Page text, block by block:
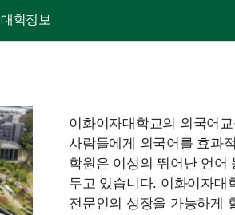
대학정보
이화여자대학교의 외국어
사람들에게 외국어를 효과
학원은 여성의 뛰어난 언어
두고 있습니다. 이화여자대
전문인의 성장을 가능하게